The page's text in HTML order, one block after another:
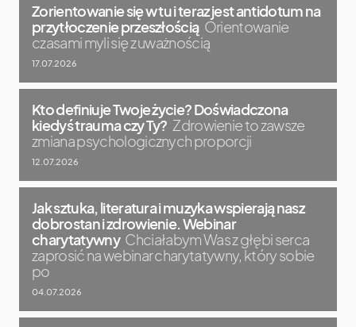
Zorientowanie się w tu i teraz jest antidotum na
przytłoczenie przeszłością Orientowanie
czasami myli się z uważnością
17.07.2026
Kto definiuje Twoje życie? Doświadczona
kiedyś trauma czy Ty? Zdrowienie to zawsze
zmiana psychologicznych proporcji
12.07.2026
Jak sztuka, literatura i muzyka wspierają nasz
dobrostan i zdrowienie. Webinar
charytatywny Chciałabym Was z głębi serca
zaprosić na webinar charytatywny, który sobie
po
04.07.2026